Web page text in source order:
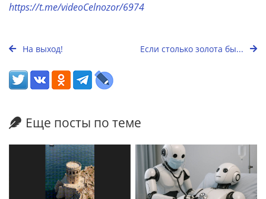
https://t.me/videoCelnozor/6974
На выход! Если столько золота бы...
Еще посты по теме